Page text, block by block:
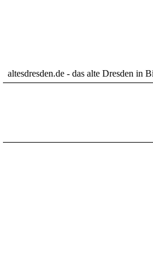
altesdresden.de - das alte Dresden in